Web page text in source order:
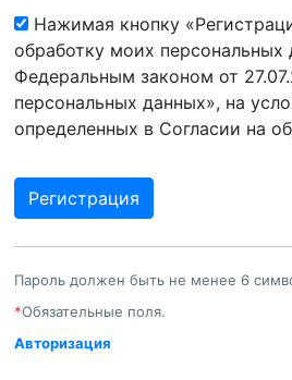
Нажимая кнопку
обработку моих персональных
Федеральным законом от
персональных данных», на
определенных в Согласии на
Пароль должен быть не менее 6
*Обязательные поля.
Авторизация